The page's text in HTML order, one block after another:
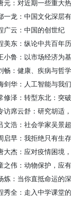
元：对近期一些重大
一龙：中国文化深层
广云：中国的创世纪
美东：纵论中共百年
小鲁：以市场经济为
畅：健康、疾病与哲学
剑华：人工智能与我
修泽：转型东北：突
访席云舒：研究胡适
文浩：社会学家吴景
启早：我拒绝只有生
大杰：应对疫情困境
之伟：动物保护，应
炼：当你直抵命运的
秀全：走入中学课堂